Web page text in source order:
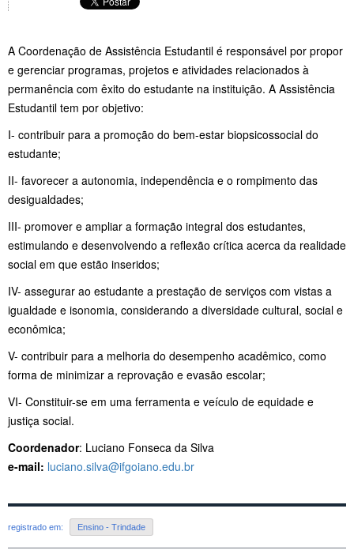
A Coordenação de Assistência Estudantil é responsável por propor
e gerenciar programas, projetos e atividades relacionados à
permanência com êxito do estudante na instituição. A Assistência
Estudantil tem por objetivo:
I- contribuir para a promoção do bem-estar biopsicossocial do
estudante;
II- favorecer a autonomia, independência e o rompimento das
desigualdades;
III- promover e ampliar a formação integral dos estudantes,
estimulando e desenvolvendo a reflexão crítica acerca da realidade
social em que estão inseridos;
IV- assegurar ao estudante a prestação de serviços com vistas a
igualdade e isonomia, considerando a diversidade cultural, social e
econômica;
V- contribuir para a melhoria do desempenho acadêmico, como
forma de minimizar a reprovação e evasão escolar;
VI- Constituir-se em uma ferramenta e veículo de equidade e
justiça social.
Coordenador: Luciano Fonseca da Silva
e-mail: luciano.silva@ifgoiano.edu.br
registrado em: Ensino - Trindade